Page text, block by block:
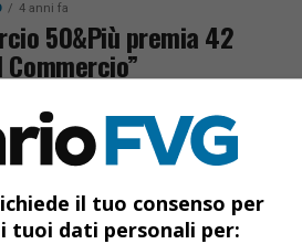
4 anni fa
50&Più premia 42
e territorialità»
il tuo consenso per
tuoi dati personali per: